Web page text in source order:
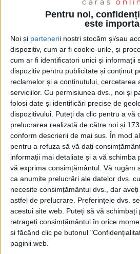
Pentru noi,
este
Noi și partenerii noștri stocăm și/sau
dispozitiv, cum ar fi cookie-urile, și
cum ar fi identificatori unici și informații
dispozitiv pentru publicitate și conținut
reclamelor și a conținutului, cercetarea
serviciilor. Cu permisiunea dvs., noi și
folosi date și identificări precise de
dispozitivului. Puteți da clic pentru a vă
prelucrarea realizată de către noi și
conform descrierii de mai sus. În mod
pentru a refuza să vă dați
informații mai detaliate și a vă schimba
vă exprima consimțământul. Vă rugăm
ca anumite prelucrări ale datelor dvs.
necesite consimțământul dvs., dar
astfel de prelucrare. Preferințele dvs.
acestui site web. Puteți să vă
retrageți consimțământul în orice
și făcând clic pe butonul
paginii web.
SPORT
Handbaliștii s-au impus la
12 NOIEMBRIE 2023, 08:50 AM 2
REȘIȚA – Handbalișii de la CSM Reșița
scorul de 38-31 (20-18), partida cu
Târgu Jiu, din etapa a VIII-a a Diviziei
pregătită de Marius Bahan nu are
să se bucure de această victorie,
noiembrie, Reșița va juca, pe teren
Universitatea Craiova!